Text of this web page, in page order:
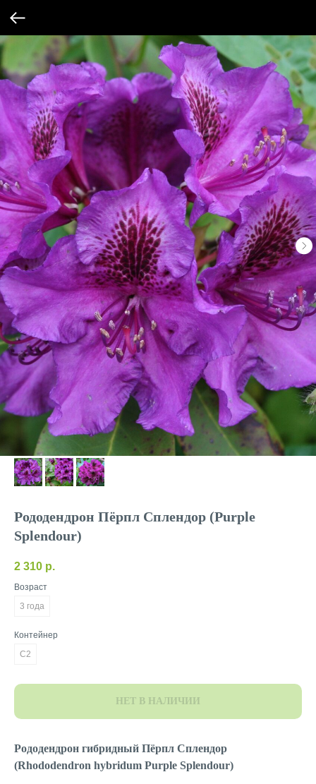
Рододендрон Пёрпл Сплендор (Purple
Splendour)
2 310 р.
Возраст
3 года
Контейнер
C2
НЕТ В НАЛИЧИИ
Рододендрон гибридный Пёрпл Сплендор
(Rhododendron hybridum Purple Splendour)